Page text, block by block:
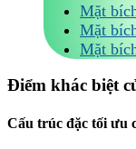
Mặt
Mặt
Mặt
Điểm khác biệt
Cấu trúc đặc tối ưu